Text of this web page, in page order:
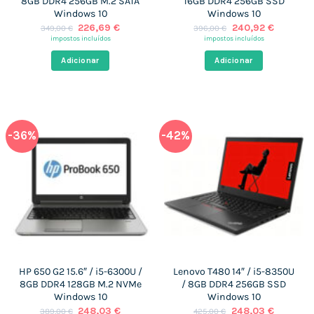
Windows 10
349,00€ O
preço
era:
349,00 €.
226,69€O
impostos incluídos
Adicionar
Windows 10
396,00€
O
preço
era:
396,00 €.
240,92 €O
impostos incluídos
Adicionar
-36%
HP 650 G2 15.6″ / i5-6300U /
8GB DDR4 128GB M.2 NVMe
Windows 10
389,00€ O
248,03€O
-42%
Lenovo T480 14″ / i5-8350U
/ 8GB DDR4 256GB SSD
Windows 10
425,00€
O
248,03 €O